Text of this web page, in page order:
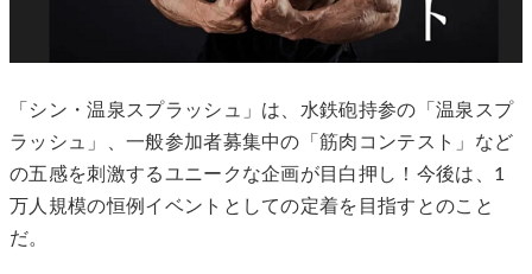
「シン・温泉スプラッシュ」は、水鉄砲持参の「温泉スプ
ラッシュ」、一般参加者募集中の「筋肉コンテスト」など
の五感を刺激するユニークな企画が目白押し！今後は、1
万人規模の恒例イベントとしての定着を目指すとのこと
だ。